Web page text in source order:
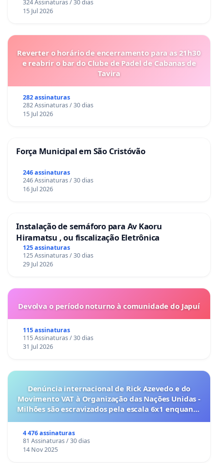
324 Assinaturas / 30 dias
15 Jul 2026
Reverter o horário de encerramento para as 21h30
e reabrir o bar do Clube de Padel de Cabanas de
Tavira
282 assinaturas
282 Assinaturas / 30 dias
15 Jul 2026
Força Municipal em São Cristóvão
246 assinaturas
246 Assinaturas / 30 dias
16 Jul 2026
Instalação de semáforo para Av Kaoru
Hiramatsu , ou fiscalização Eletrônica
125 assinaturas
125 Assinaturas / 30 dias
29 Jul 2026
Devolva o período noturno à comunidade do Japuí
115 assinaturas
115 Assinaturas / 30 dias
31 Jul 2026
Denúncia internacional de Rick Azevedo e do
Movimento VAT à Organização das Nações Unidas -
Milhões são escravizados pela escala 6x1 enquanto
4 476 assinaturas
81 Assinaturas / 30 dias
14 Nov 2025